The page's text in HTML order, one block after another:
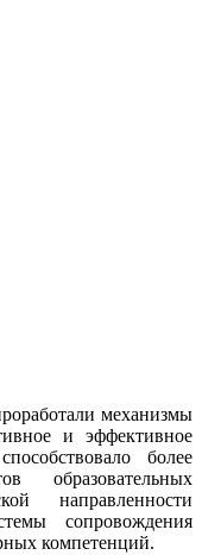
механизмы
и эффективное
более
образовательных
направленности
сопровождения
компетенций.